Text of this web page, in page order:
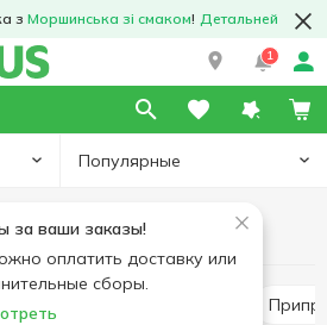
з Моршинська зі смаком! Детальней
1
Популярные
за ваши заказы!
оплатить доставку или
сборы.
Приправы и специи